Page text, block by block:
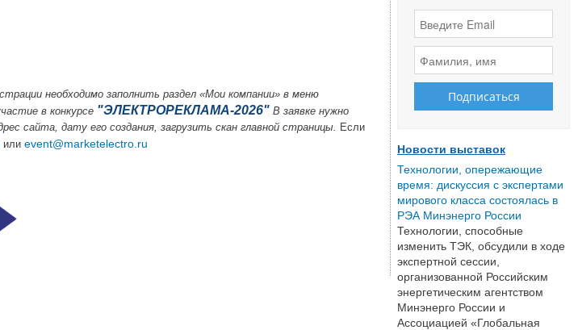
необходимо заполнить раздел «Мои компании» в меню
в конкурсе "ЭЛЕКТРОРЕКЛАМА-2026" В заявке нужно
сайта, дату его создания, загрузить скан главной страницы. Если
или event@marketelectro.ru
Новости выставок
Технологии, опережающие
время: дискуссия с экспертами
мирового класса состоялась в
РЭА Минэнерго России
Технологии, способные
изменить ТЭК, обсудили в ходе
экспертной сессии,
организованной Российским
энергетическим агентством
Минэнерго России и
Ассоциацией «Глобальная